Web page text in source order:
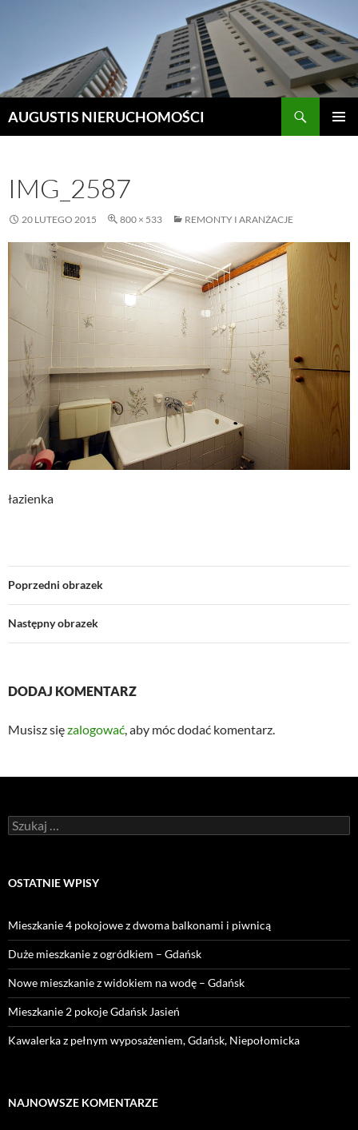
AUGUSTIS NIERUCHOMOŚCI
IMG_2587
20 LUTEGO 2015 800 × 533 REMONTY I ARANŻACJE
łazienka
Poprzedni obrazek
Następny obrazek
DODAJ KOMENTARZ
Musisz sięzalogować, aby móc dodać komentarz.
Szukaj:
OSTATNIE WPISY
Mieszkanie 4 pokojowe z dwoma balkonami i piwnicą
Duże mieszkanie z ogródkiem – Gdańsk
Nowe mieszkanie z widokiem na wodę – Gdańsk
Mieszkanie 2 pokoje Gdańsk Jasień
Kawalerka z pełnym wyposażeniem, Gdańsk, Niepołomicka
NAJNOWSZE KOMENTARZE